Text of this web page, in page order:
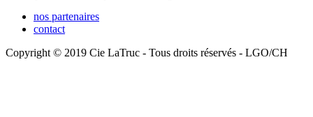
nos partenaires
contact
Copyright © 2019 Cie LaTruc - Tous droits réservés - LGO/CH